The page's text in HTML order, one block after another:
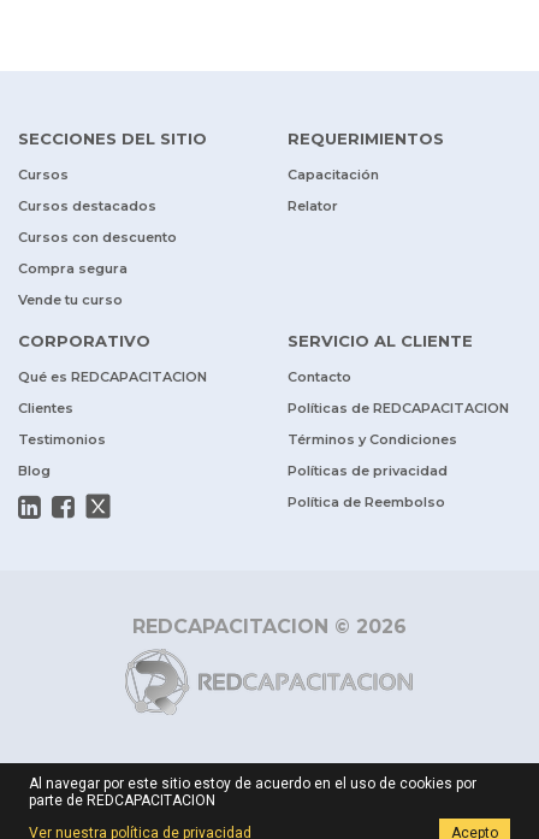
SECCIONES DEL SITIO
Cursos
Cursos destacados
Cursos con descuento
Compra segura
Vende tu curso
REQUERIMIENTOS
Capacitación
Relator
CORPORATIVO
Qué es REDCAPACITACION
Clientes
Testimonios
Blog
SERVICIO AL CLIENTE
Contacto
Políticas de REDCAPACITACION
Términos y Condiciones
Políticas de privacidad
Política de Reembolso
REDCAPACITACION © 2026
Al navegar por este sitio estoy de acuerdo en el uso de cookies por
parte de REDCAPACITACION
Ver nuestra política de privacidad
Acepto